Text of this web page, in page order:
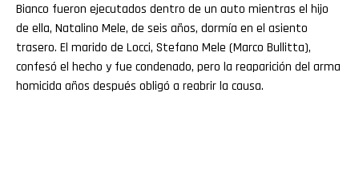
Bianco fueron ejecutados dentro de un auto mientras el hijo
de ella, Natalino Mele, de seis años, dormía en el asiento
trasero. El marido de Locci, Stefano Mele (Marco Bullitta),
confesó el hecho y fue condenado, pero la reaparición del arma
homicida años después obligó a reabrir la causa.